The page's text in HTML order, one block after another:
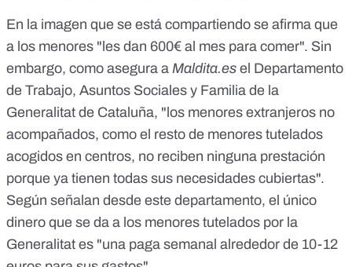
En la imagen que se está compartiendo se afirma que
a los menores "les dan 600€ al mes para comer". Sin
embargo, como asegura a Maldita.es el Departamento
de Trabajo, Asuntos Sociales y Familia de la
Generalitat de Cataluña, "los menores extranjeros no
acompañados, como el resto de menores tutelados
acogidos en centros, no reciben ninguna prestación
porque ya tienen todas sus necesidades cubiertas".
Según señalan desde este departamento, el único
dinero que se da a los menores tutelados por la
Generalitat es "una paga semanal alrededor de 10-12